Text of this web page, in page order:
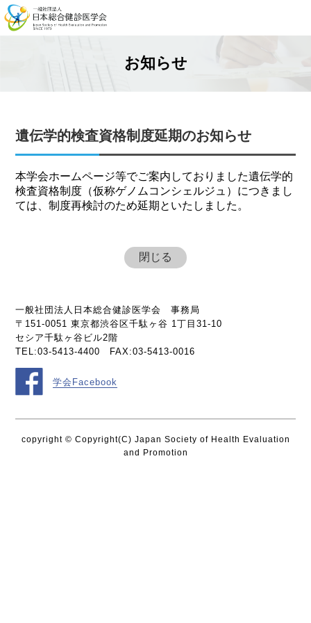
お知らせ
遺伝学的検査資格制度延期のお知らせ
本学会ホームページ等でご案内しておりました遺伝学的
検査資格制度（仮称ゲノムコンシェルジュ）につきまし
ては、制度再検討のため延期といたしました。
閉じる
一般社団法人日本総合健診医学会 事務局
〒151-0051 東京都渋谷区千駄ヶ谷 1丁目31-10
セシア千駄ヶ谷ビル2階
TEL:03-5413-4400 FAX:03-5413-0016
学会Facebook
copyright © Copyright(C) Japan Society of Health Evaluation
and Promotion